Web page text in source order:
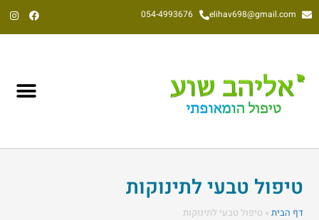
elihav698@gmail.com
054-4993676
טיפול טבעי לתינוקות
דף הבית » טיפול טבעי לתינוקות